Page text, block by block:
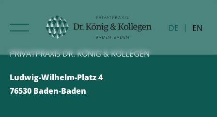
DE EN
PRIVATPRAXIS DR. KÖNIG & KOLLEGEN
Ludwig-Wilhelm-Platz 4
76530 Baden-Baden